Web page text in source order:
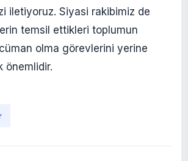
iletiyoruz. Siyasi rakibimiz de
temsil ettikleri toplumun
olma görevlerini yerine
önemlidir.